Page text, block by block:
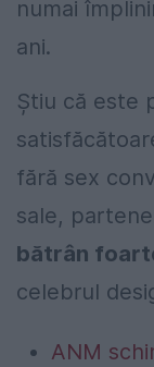
numai
ani.
Știu că este
fără sex
sale,
bătrân
celebrul
ANM